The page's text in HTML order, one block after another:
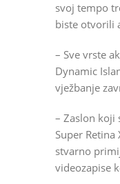
svoj tempo
biste otvorili
– Sve vrste
Dynamic
vježbanje
– Zaslon koji
Super
stvarno
videozapise